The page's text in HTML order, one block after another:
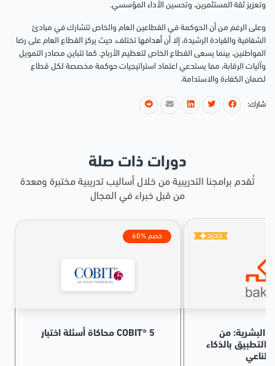
وتعزيز ثقة المستثمرين، وتحسين الأداء المؤسسي.
وعلى الرغم من أن الحوكمة في القطاعين العام والخاص تتشارك في مبادئ
الشفافية والقيادة الرشيدة، إلا أن أهدافها تختلف، حيث يركز القطاع العام على رضا
المواطنين، بينما يسعى القطاع الخاص لتعظيم الأرباح. كما تتباين مصادر التمويل
وآليات الرقابة، مما يستدعي اعتماد استراتيجيات حوكمة مخصصة لكل قطاع
لضمان الكفاءة والاستدامة.
شارك:
دورات ذات صلة
تُقدم برامجنا التدريبية من خلال أساليب تدريبية مختبرة ومعدة
من قبل خبراء في المجال
60% خصم
محاكاة أسئلة اختبار COBIT® 5
جديد
البشرية: من
التطبيق بالذكاء